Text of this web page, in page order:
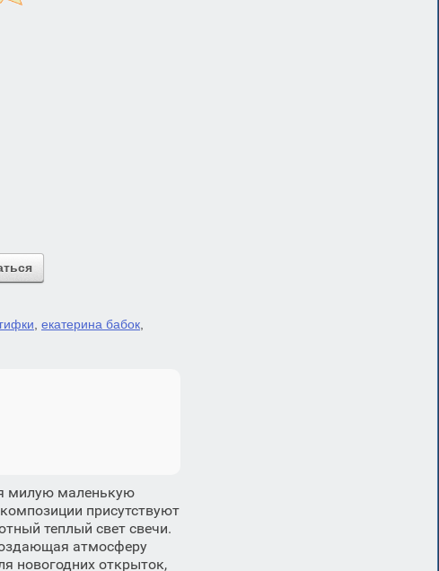
гифки екатерина бабок
милую маленькую
присутствуют
теплый свет свечи.
атмосферу
новогодних открыток,